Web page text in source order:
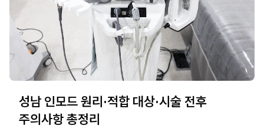
성남 인모드 원리·적합 대상·시술 전후
주의사항 총정리